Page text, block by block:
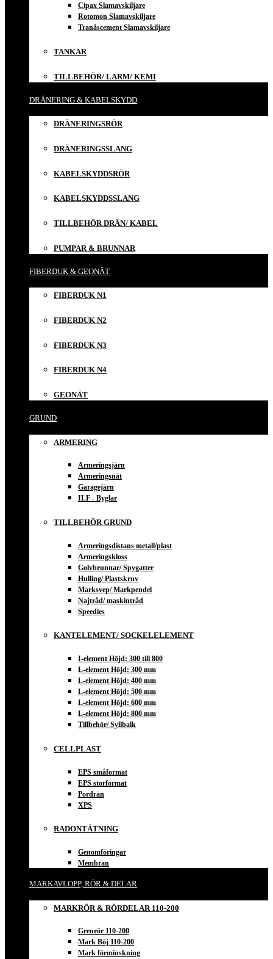
Cipax Slamavskiljare
Rotomon Slamavskiljare
Tranåscement Slamavskiljare
TANKAR
TILLBEHÖR/ LARM/ KEMI
DRÄNERING & KABELSKYDD
DRÄNERINGSRÖR
DRÄNERINGSSLANG
KABELSKYDDSRÖR
KABELSKYDDSSLANG
TILLBEHÖR DRÄN/ KABEL
PUMPAR & BRUNNAR
FIBERDUK & GEONÄT
FIBERDUK N1
FIBERDUK N2
FIBERDUK N3
FIBERDUK N4
GEONÄT
GRUND
ARMERING
Armeringsjärn
Armeringsnät
Garagejärn
ILF - Byglar
TILLBEHÖR GRUND
Armeringsdistans metall/plast
Armeringskloss
Golvbrunnar/ Spygatter
Hulling/ Plastskruv
Marksvep/ Markpendel
Najtråd/ maskintråd
Speedies
KANTELEMENT/ SOCKELELEMENT
I-element Höjd: 300 till 800
L-element Höjd: 300 mm
L-element Höjd: 400 mm
L-element Höjd: 500 mm
L-element Höjd: 600 mm
L-element Höjd: 800 mm
Tillbehör/ Syllbalk
CELLPLAST
EPS småformat
EPS storformat
Pordrän
XPS
RADONTÄTNING
Genomföringar
Membran
MARKAVLOPP, RÖR & DELAR
MARKRÖR & RÖRDELAR 110-200
Grenrör 110-200
Mark Böj 110-200
Mark förminskning